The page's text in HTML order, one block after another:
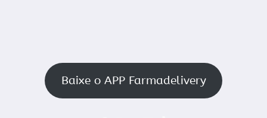
Baixe o APP Farmadelivery